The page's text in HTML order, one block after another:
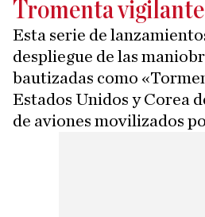
Tromenta vigilante
Esta serie de
despliegue de las
bautizadas como
Estados Unidos y Corea
de aviones movilizados